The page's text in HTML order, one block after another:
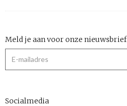
Meld je aan voor onze nieuwsbrief
Socialmedia